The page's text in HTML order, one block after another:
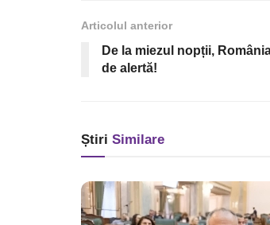
Articolul anterior
De la miezul nopții,
de alertă!
Știri Similare